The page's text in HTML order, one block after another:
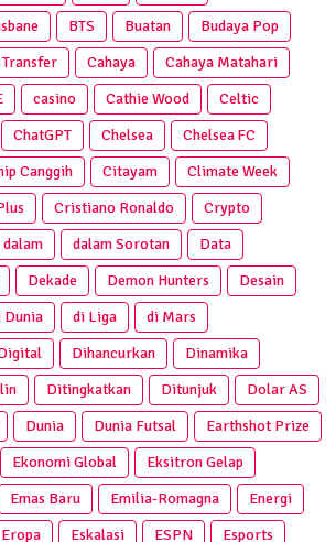
BTS Buatan
Budaya Pop
Cahaya
Cahaya Matahari
casino Cathie Wood
Celtic
ChatGPT Chelsea
Chelsea FC
Canggih Citayam
Climate Week
Cristiano Ronaldo
Crypto
dalam dalam Sorotan
Data
Dekade Demon Hunters
Desain
Dunia di Liga
di Mars
Dihancurkan
Dinamika
Ditingkatkan Ditunjuk
Dolar AS
Dunia Dunia Futsal
Earthshot Prize
Ekonomi Global
Eksitron Gelap
Emas Baru Emilia-Romagna
Energi
Eropa Eskalasi ESPN
Esports